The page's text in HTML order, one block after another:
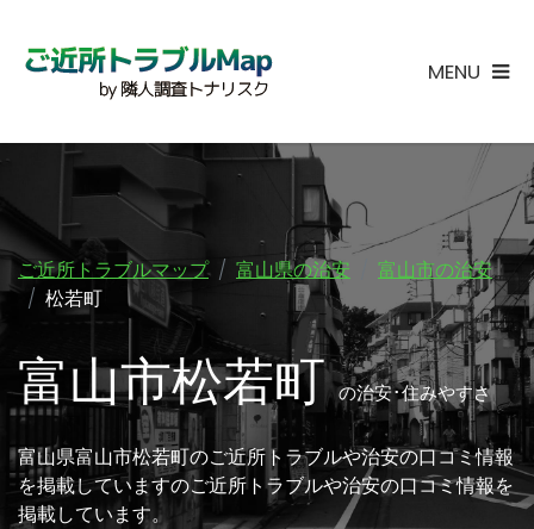
MENU
ご近所トラブルマップ 富山県の治安
富山市の治安
松若町
富山市松若町の治安･住みやすさ
富山県富山市松若町のご近所トラブルや治安の口コミ情報
を掲載していますのご近所トラブルや治安の口コミ情報を
掲載しています。